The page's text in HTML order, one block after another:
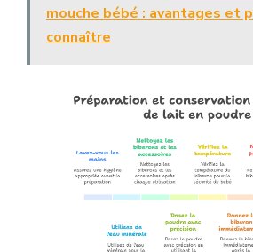
mouche bébé : avantages et
connaître